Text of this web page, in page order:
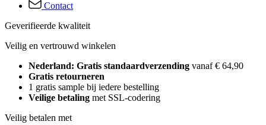
Contact
Geverifieerde kwaliteit
Veilig en vertrouwd winkelen
Nederland: Gratis standaardverzending vanaf € 64,90
Gratis retourneren
1 gratis sample bij iedere bestelling
Veilige betaling met SSL-codering
Veilig betalen met